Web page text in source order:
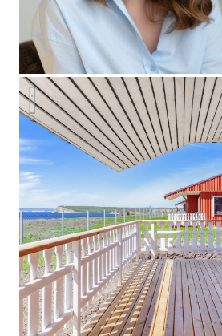
Рыболовная база отдыха "Золотое"